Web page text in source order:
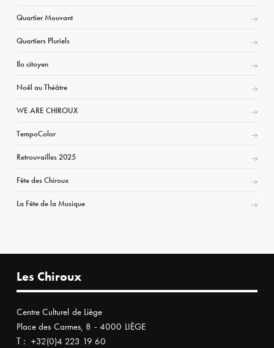
Quartier Mouvant
Quartiers Pluriels
Ilo citoyen
Noël au Théâtre
WE ARE CHIROUX
TempoColor
Retrouvailles 2025
Fête des Chiroux
La Fête de la Musique
Les Chiroux
Centre Culturel de Liège
Place des Carmes, 8 - 4000 LIÈGE
T : +32(0)4 223 19 60